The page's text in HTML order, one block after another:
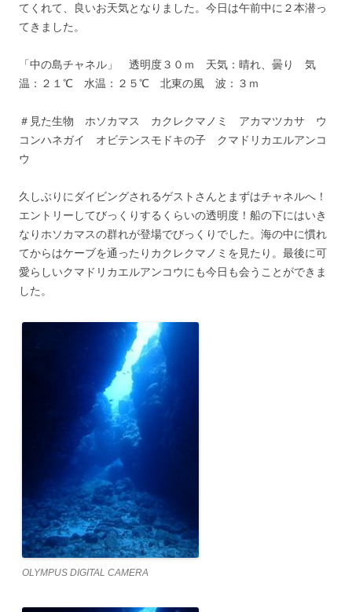
てくれて、良いお天気となりました。今日は午前中に２本潜っ
てきました。
「中の島チャネル」 透明度３０ｍ 天気：晴れ、曇り 気
温：２１℃ 水温：２５℃ 北東の風 波：３ｍ
＃見た生物 ホソカマス カクレクマノミ アカマツカサ ウ
コンハネガイ オビテンスモドキの子 クマドリカエルアンコ
ウ
久しぶりにダイビングされるゲストさんとまずはチャネルへ！
エントリーしてびっくりするくらいの透明度！船の下にはいき
なりホソカマスの群れが登場でびっくりでした。海の中に慣れ
てからはケーブを通ったりカクレクマノミを見たり。最後に可
愛らしいクマドリカエルアンコウにも今日も会うことができま
した。
OLYMPUS DIGITAL CAMERA